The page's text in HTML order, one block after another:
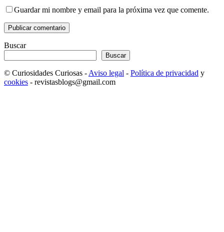
Guardar mi nombre y email para la próxima vez que comente.
Buscar
Buscar
© Curiosidades Curiosas - Aviso legal - Política de privacidad y
cookies - revistasblogs@gmail.com